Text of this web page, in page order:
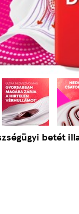
betét